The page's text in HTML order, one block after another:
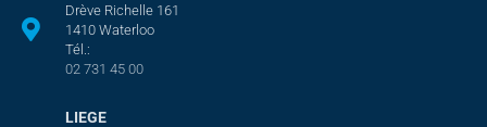
Drève Richelle 161
1410 Waterloo
Tél.:
02 731 45 00
LIEGE